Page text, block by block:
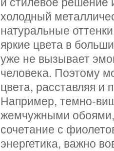
холодный
натуральные
яркие цвета в
уже не вызывает
человека. Поэтому
цвета, расставляя и
Например, темно-
жемчужными
сочетание с
энергетика, важно